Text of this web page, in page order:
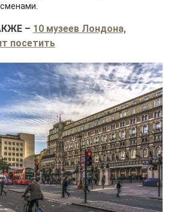
– 10 музеев Лондона,
посетить